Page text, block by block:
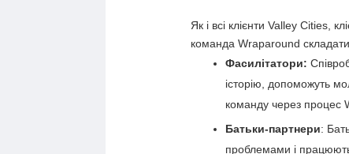
Як і всі клієнти Valley Cities,
команда Wraparound
Фасилітатори:
історію, допоможуть
команду через процес
Батьки-партнери:
проблемами і